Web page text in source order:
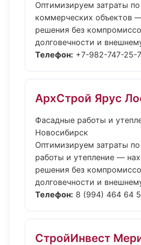
Оптимизируем затраты
коммерческих объектов
решения без
долговечности и
Телефон: +7-982-747-25-
АрхСтрой Ярус
Фасадные работы и
Новосибирск
Оптимизируем затраты
работы и утепление —
решения без
долговечности и
Телефон: 8 (994) 464 64
СтройИнвест